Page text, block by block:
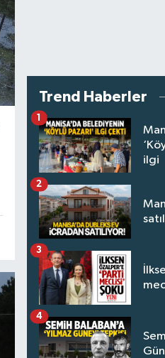
Trend Haberler
ilgi
1
2
3
4